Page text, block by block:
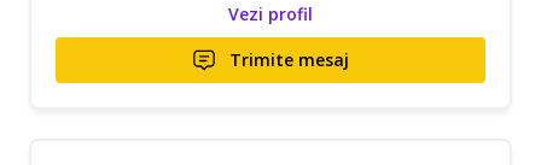
Vezi profil
Trimite mesaj